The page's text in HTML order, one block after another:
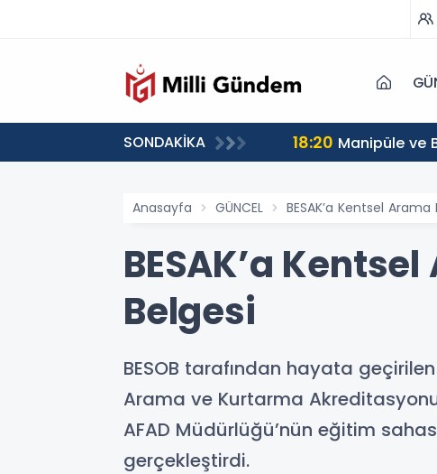
SONDAKİKA 18:20 Manipüle ve
Anasayfa GÜNCEL BESAK’a Kentsel
BESAK’a
Belgesi
BESOB tarafından hayata
Arama ve Kurtarma
AFAD Müdürlüğü’nün eğitim
gerçekleştirdi.